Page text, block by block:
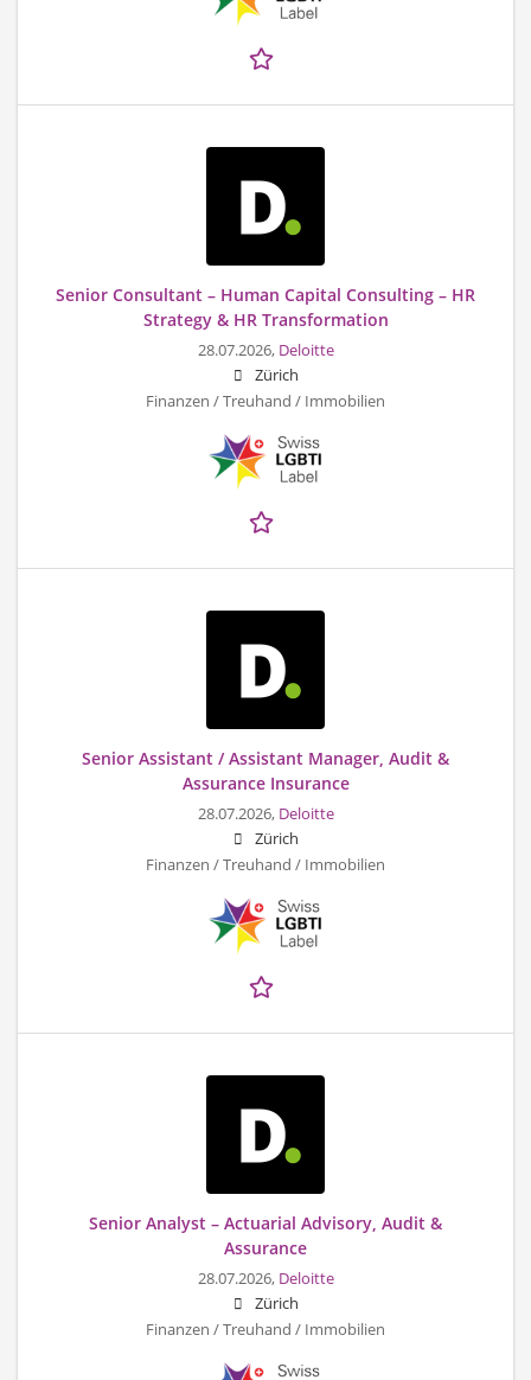
Senior Consultant – Human Capital Consulting – HR
Strategy & HR Transformation
28.07.2026, Deloitte
Zürich
Finanzen / Treuhand / Immobilien
Senior Assistant / Assistant Manager, Audit &
Assurance Insurance
28.07.2026, Deloitte
Zürich
Finanzen / Treuhand / Immobilien
Senior Analyst – Actuarial Advisory, Audit &
Assurance
28.07.2026, Deloitte
Zürich
Finanzen / Treuhand / Immobilien